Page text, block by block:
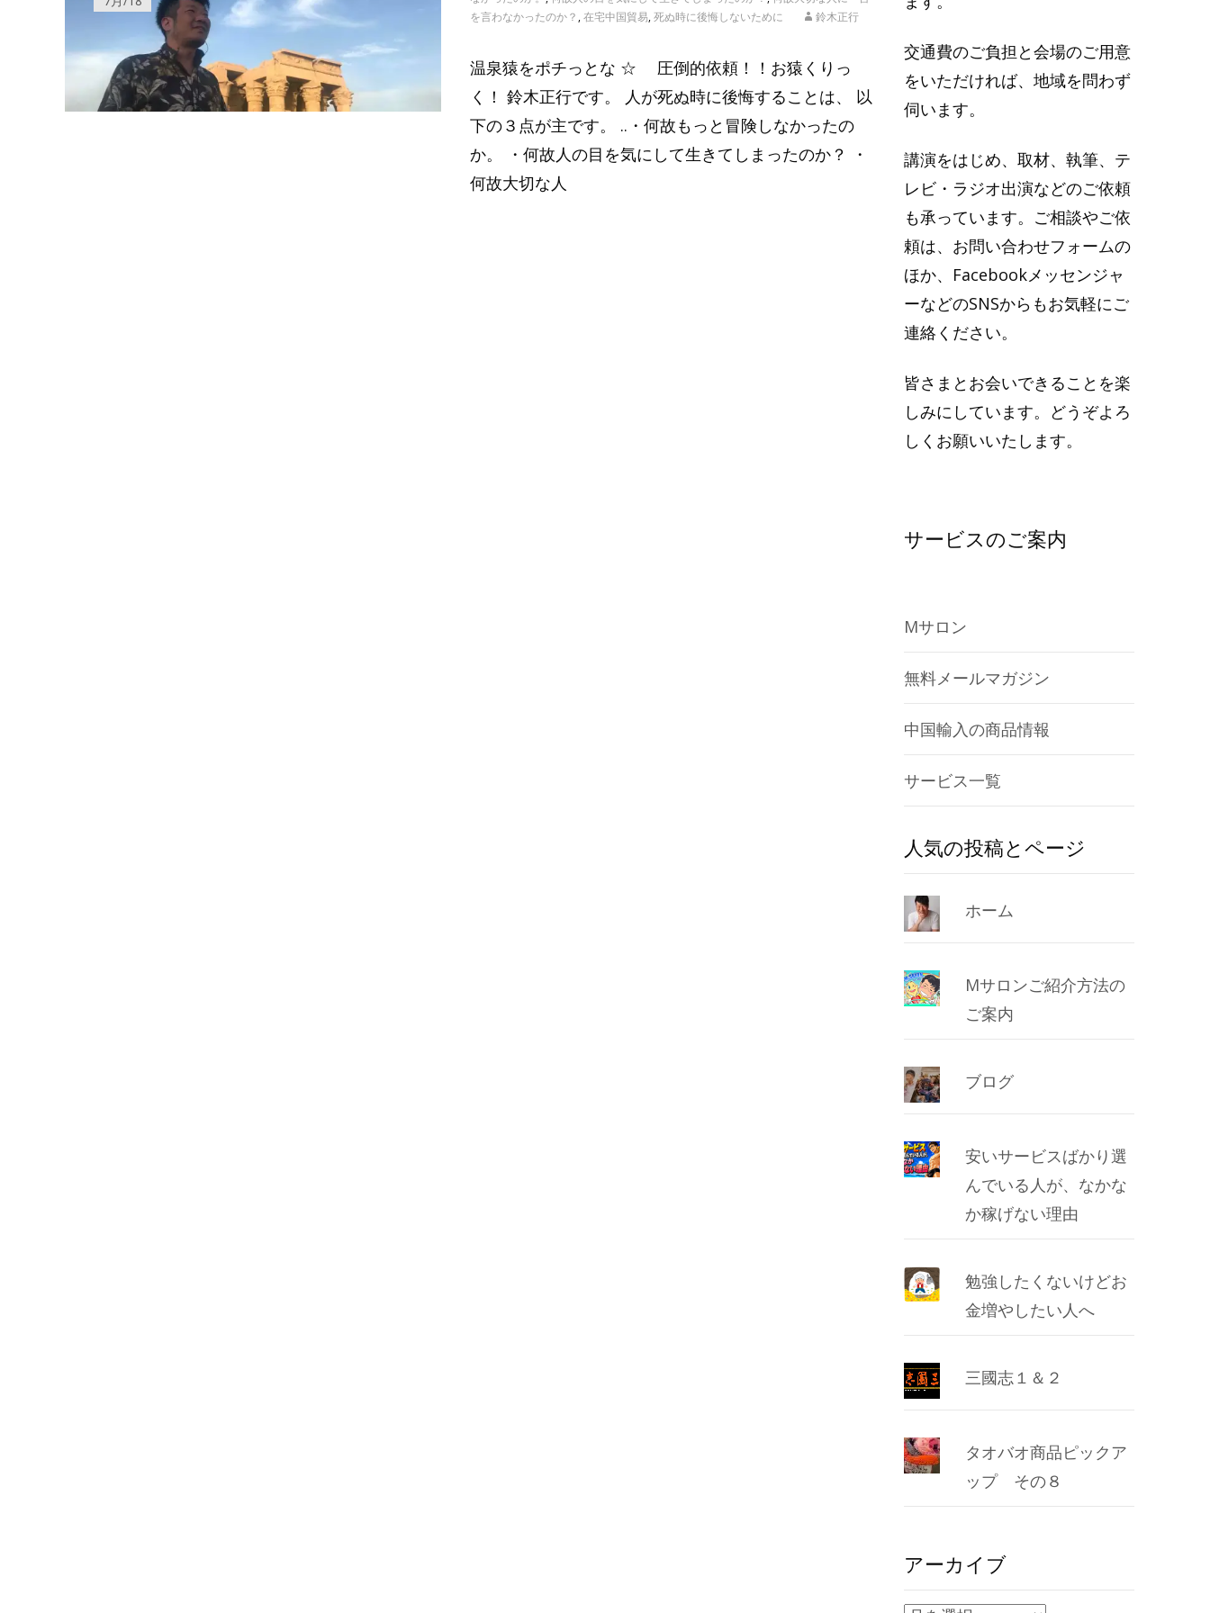
を言わなかったのか？ ,在宅中国貿易,死ぬ時に後悔しないために 鈴木正行
温泉猿をポチっとな ☆ 圧倒的依頼！！お猿くりっ
く！ 鈴木正行です。 人が死ぬ時に後悔することは、 以
下の３点が主です。 ..・何故もっと冒険しなかったの
か。 ・何故人の目を気にして生きてしまったのか？ ・
何故大切な人
交通費のご負担と会場のご用意
をいただければ、地域を問わず
伺います。
講演をはじめ、取材、執筆、テ
レビ・ラジオ出演などのご依頼
も承っています。ご相談やご依
頼は、お問い合わせフォームの
ほか、Facebookメッセンジャ
ーなどのSNSからもお気軽にご
連絡ください。
皆さまとお会いできることを楽
しみにしています。どうぞよろ
しくお願いいたします。
サービスのご案内
Mサロン
無料メールマガジン
中国輸入の商品情報
サービス一覧
人気の投稿とページ
ホーム
Mサロンご紹介方法の
ご案内
ブログ
安いサービスばかり選
んでいる人が、なかな
か稼げない理由
勉強したくないけどお
金増やしたい人へ
三國志１＆２
タオバオ商品ピックア
ップ その８
アーカイブ